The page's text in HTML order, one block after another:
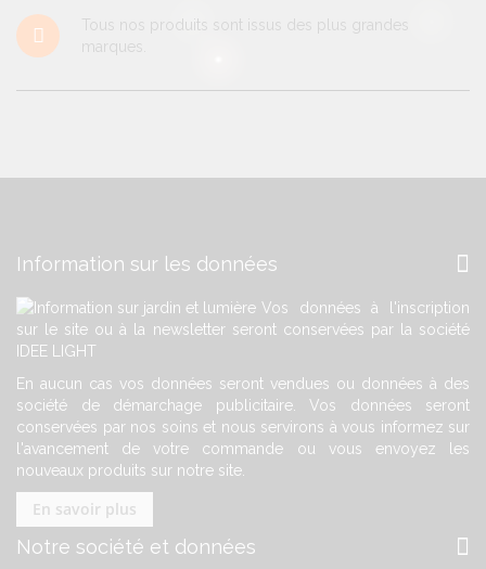
Tous nos produits sont issus des plus grandes
marques.
Information sur les données
Vos données à l'inscription
sur le site ou à la newsletter seront conservées par la société
IDEE LIGHT
En aucun cas vos données seront vendues ou données à des
société de démarchage publicitaire. Vos données seront
conservées par nos soins et nous servirons à vous informez sur
l'avancement de votre commande ou vous envoyez les
nouveaux produits sur notre site.
En savoir plus
Notre société et données